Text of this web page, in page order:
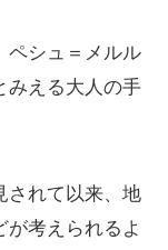
シュ＝メルル
みえる大人の手
れて以来、地
考えられるよ